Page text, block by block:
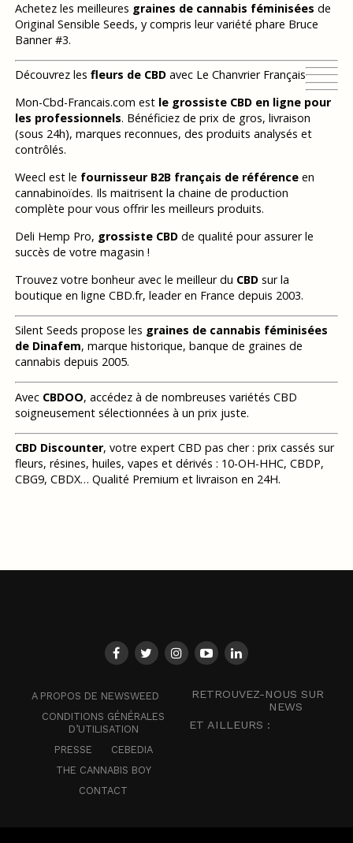
Achetez les meilleures graines de cannabis féminisées de
Original Sensible Seeds, y compris leur variété phare Bruce
Banner #3.
Découvrez les fleurs de CBDavec Le Chanvrier Français
Mon-Cbd-Francais.com est le grossiste CBD en ligne pour
les professionnels. Bénéficiez de prix de gros, livraison
(sous 24h), marques reconnues, des produits analysés et
contrôlés.
Weecl est le fournisseur B2B français de référenceen
cannabinoïdes. Ils maitrisent la chaine de production
complète pour vous offrir les meilleurs produits.
Deli Hemp Pro, grossiste CBDde qualité pour assurer le
succès de votre magasin !
Trouvez votre bonheur avec le meilleur du CBDsur la
boutique en ligne CBD.fr, leader en France depuis 2003.
Silent Seeds propose les graines de cannabis féminisées
de Dinafem, marque historique, banque de graines de
cannabis depuis 2005.
Avec CBDOO, accédez à de nombreuses variétés CBD
soigneusement sélectionnées à un prix juste.
CBD Discounter, votre expert CBD pas cher : prix cassés sur
fleurs, résines, huiles, vapes et dérivés : 10-OH-HHC, CBDP,
CBG9, CBDX… Qualité Premium et livraison en 24H.
A PROPOS DE NEWSWEED
CONDITIONS GÉNÉRALES
D’UTILISATION
PRESSE
CEBEDIA
THE CANNABIS BOY
CONTACT
RETROUVEZ-NOUS SUR
NEWS
ET AILLEURS :